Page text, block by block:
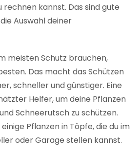
rechnen kannst. Das sind gute
Auswahl deiner
meisten Schutz brauchen,
Das macht das Schützen
schneller und günstiger. Eine
Helfer, um deine Pflanzen
Schneerutsch zu schützen.
Pflanzen in Töpfe, die du im
oder Garage stellen kannst.